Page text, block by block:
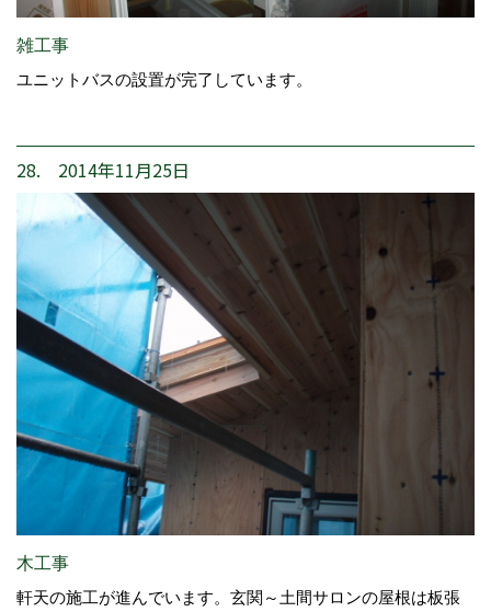
雑工事
ユニットバスの設置が完了しています。
28. 2014年11月25日
木工事
軒天の施工が進んでいます。玄関～土間サロンの屋根は板張